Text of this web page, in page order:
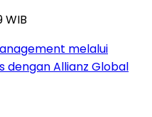
WIB
melalui
dengan Allianz Global